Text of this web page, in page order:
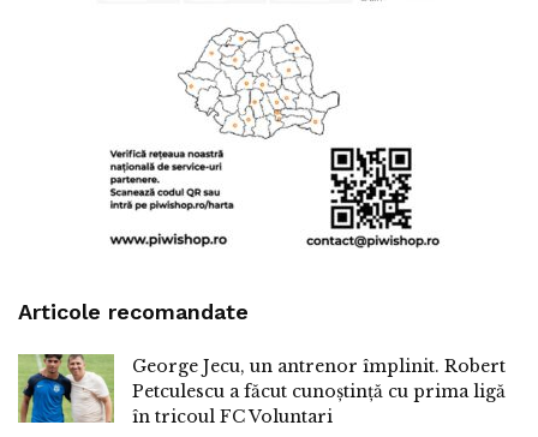
Articole recomandate
George Jecu, un antrenor împlinit. Robert
Petculescu a făcut cunoștință cu prima ligă
în tricoul FC Voluntari